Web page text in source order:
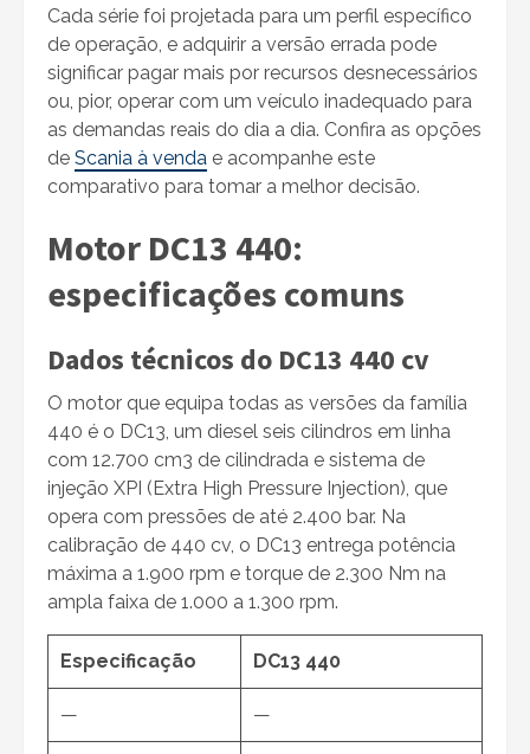
Cada série foi projetada para um perfil específico
de operação, e adquirir a versão errada pode
significar pagar mais por recursos desnecessários
ou, pior, operar com um veículo inadequado para
as demandas reais do dia a dia. Confira as opções
de Scania à venda e acompanhe este
comparativo para tomar a melhor decisão.
Motor DC13 440:
especificações comuns
Dados técnicos do DC13 440 cv
O motor que equipa todas as versões da família
440 é o DC13, um diesel seis cilindros em linha
com 12.700 cm3 de cilindrada e sistema de
injeção XPI (Extra High Pressure Injection), que
opera com pressões de até 2.400 bar. Na
calibração de 440 cv, o DC13 entrega potência
máxima a 1.900 rpm e torque de 2.300 Nm na
ampla faixa de 1.000 a 1.300 rpm.
Especificação DC13 440
— —